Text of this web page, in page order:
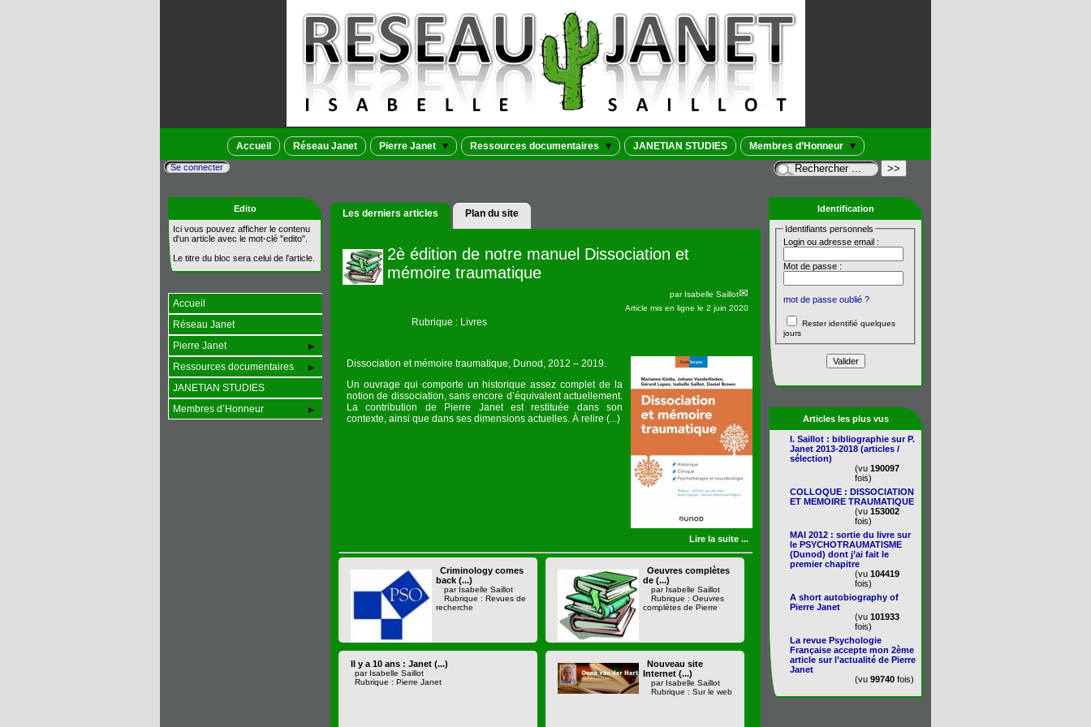
Accueil Réseau Janet Pierre Janet Ressources documentaires JANETIAN STUDIES Membres d’Honneur
Se connecter
Les derniers articles Plan du site
2è édition de notre manuel Dissociation et
mémoire traumatique
par Isabelle Saillot
Article mis en ligne le 2 juin 2020
Rubrique : Livres
Dissociation et mémoire traumatique, Dunod, 2012 – 2019.
Un ouvrage qui comporte un historique assez complet de la
notion de dissociation, sans encore d’équivalent actuellement.
La contribution de Pierre Janet est restituée dans son
contexte, ainsi que dans ses dimensions actuelles. À relire (...)
Lire la suite ...
Criminology comes
back (...)
par Isabelle Saillot
Rubrique : Revues de
recherche
Oeuvres complètes
de (...)
par Isabelle Saillot
Rubrique : Oeuvres
complètes de Pierre
Il y a 10 ans : Janet (...)
par Isabelle Saillot
Rubrique : Pierre Janet
Nouveau site
Internet (...)
par Isabelle Saillot
Rubrique : Sur le web
Edito
Ici vous pouvez afficher le contenu
d'un article avec le mot-clé "edito".
Le titre du bloc sera celui de l'article.
Accueil
Réseau Janet
Pierre Janet
Ressources documentaires
JANETIAN STUDIES
Membres d’Honneur
Identification
Identifiants personnels
Login ou adresse email :
Mot de passe :
mot de passe oublié ?
Rester identifié quelques
jours
Articles les plus vus
I. Saillot : bibliographie sur P.
Janet 2013-2018 (articles /
sélection)
(vu 190097
fois)
COLLOQUE : DISSOCIATION
ET MEMOIRE TRAUMATIQUE
(vu 153002
fois)
MAI 2012 : sortie du livre sur
le PSYCHOTRAUMATISME
(Dunod) dont j’ai fait le
premier chapitre
(vu 104419
fois)
A short autobiography of
Pierre Janet
(vu 101933
fois)
La revue Psychologie
Française accepte mon 2ème
article sur l’actualité de Pierre
Janet
(vu 99740 fois)